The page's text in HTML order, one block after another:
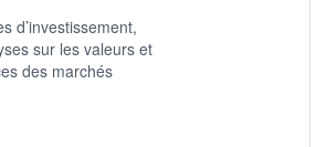
d’investissement,
sur les valeurs et
des marchés